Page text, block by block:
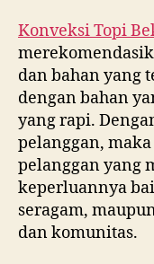
Konveksi Topi
dan bahan yang
dengan bahan
yang rapi.
pelanggan,
pelanggan yang
keperluannya
seragam,
dan komunitas.